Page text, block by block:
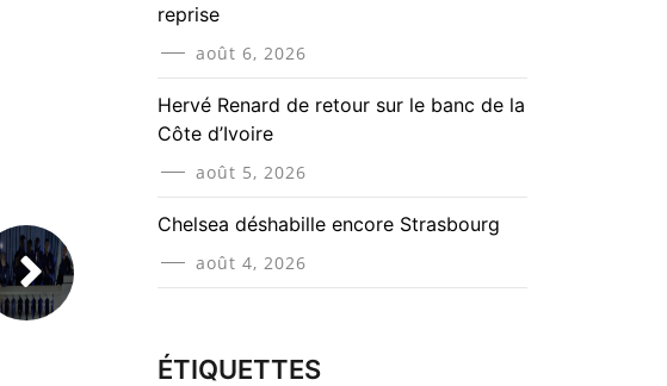
reprise
août 6, 2026
Hervé Renard de retour sur le banc de la
Côte d’Ivoire
août 5, 2026
Chelsea déshabille encore Strasbourg
août 4, 2026
ÉTIQUETTES